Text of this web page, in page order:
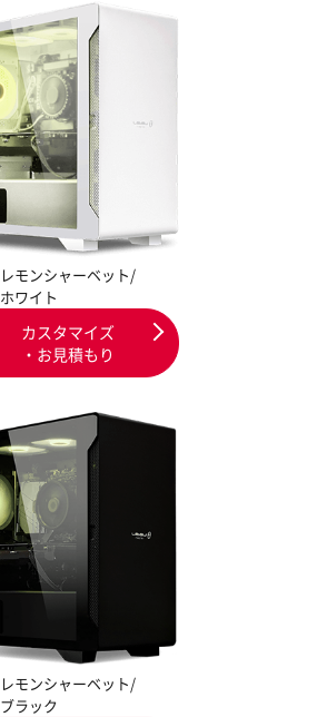
レモンシャーベット/
ホワイト
カスタマイズ
・お見積もり
レモンシャーベット/
ブラック